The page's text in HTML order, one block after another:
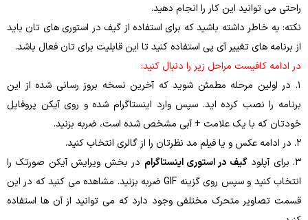
راحتی می توانید این کار را انجام دهید.
نکته: به خاطر داشته باشید که برای استفاده از گیف در استوری های تان باید
از برنامه های تغییر آی پی استفاده کنید تا این قابلیت برای تان فعال باشد.
در ادامه کافیست مراحل زیر را دنبال کنید:
۱. در اولین مرحله مطمئن شوید که آخرین نسخه بروز رسانی شده از این
برنامه را نصب کرده اید. سپس وارد اینستاگرام شده و روی آیکن پروفایل
خودتان که با یک علامت + آبی مشخص شده است، ضربه بزنید.
۲. در ادامه عکس و یا فیلم مد نظرتان را از گالری انتخاب کنید.
۳. برای آپلود
گیف در استوری اینستاگرام در بخش ویرایش آیکن صورتک را
انتخاب کنید و سپس روی گزینه GIF ضربه بزنید. مشاهده می کنید که در این
قسمت تصاویر متحرک مختلفی وجود دارد که می توانید از آن ها استفاده